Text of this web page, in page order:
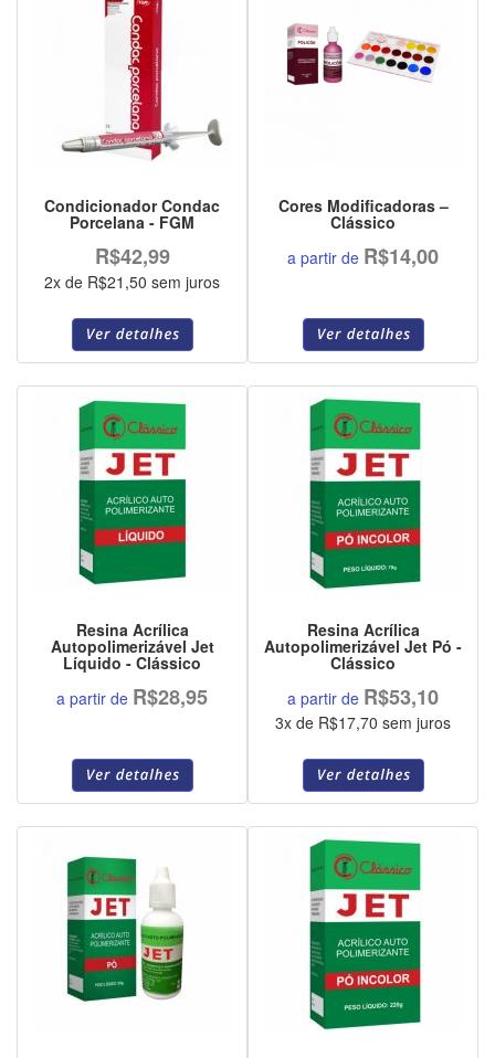
Condicionador Condac
Porcelana - FGM
R$42,99
2x de R$21,50 sem juros
Cores Modificadoras –
Clássico
a partir de R$14,00
Resina Acrílica
Autopolimerizável Jet
Líquido - Clássico
a partir de R$28,95
Resina Acrílica
Autopolimerizável Jet Pó -
Clássico
a partir de R$53,10
3x de R$17,70 sem juros